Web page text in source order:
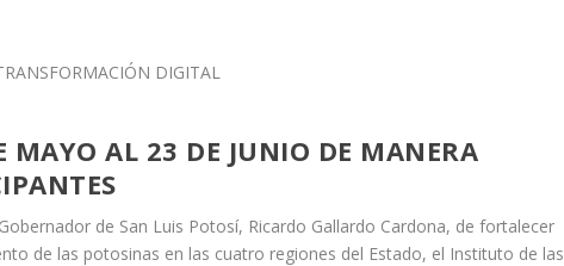
MAYO AL 23 DE JUNIO DE MANERA
de San Luis Potosí, Ricardo Gallardo Cardona, de fortalecer
de las potosinas en las cuatro regiones del Estado, el Instituto de las